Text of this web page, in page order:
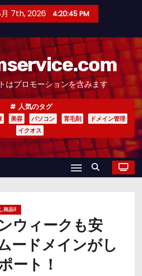
7th, 2026 4:20:47 PM
はプロモーションを含みます
人気のタグ
美容 パソコン 育毛剤
ドメイン管理
イクオス
商品II
ウィークも安
ードメインがし
ート！